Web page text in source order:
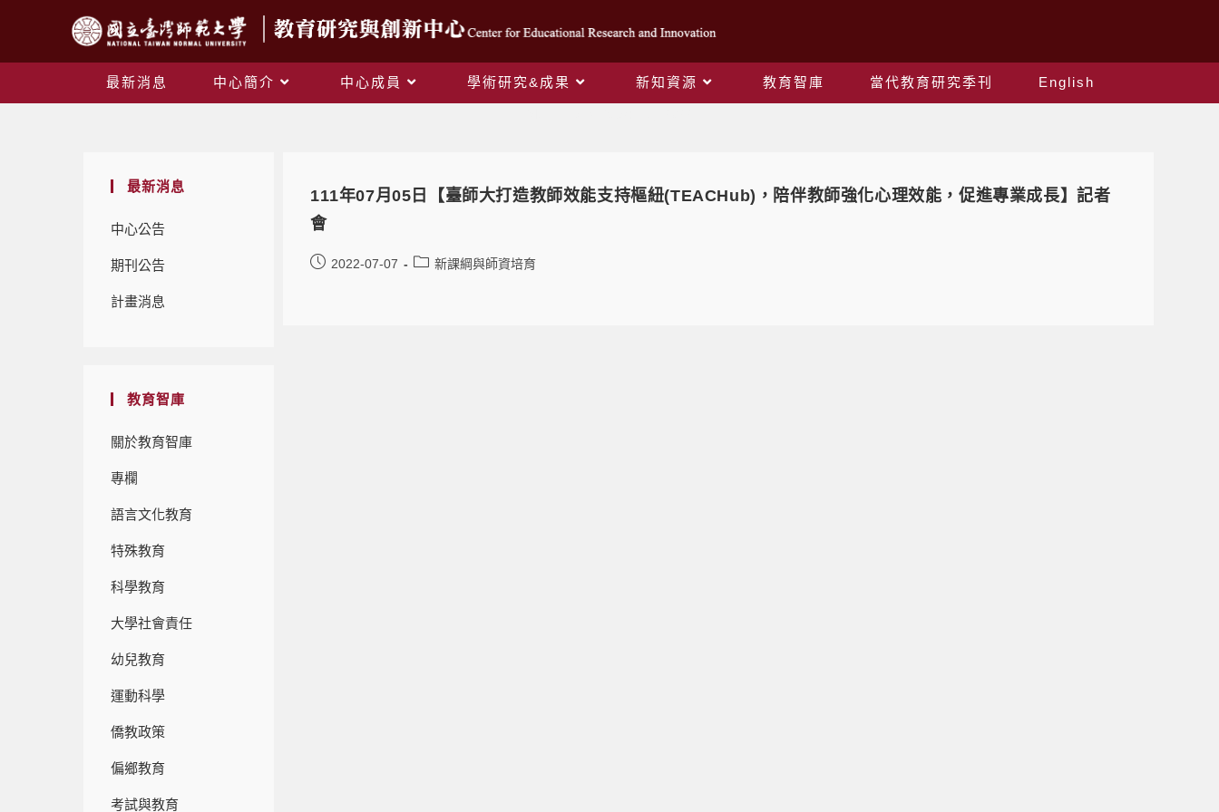
最新消息 中心簡介 中心成員 學術研究&成果 新知資源 教育智庫 當代教育研究季刊 English
最新消息
中心公告
期刊公告
計畫消息
教育智庫
關於教育智庫
專欄
語言文化教育
特殊教育
科學教育
大學社會責任
幼兒教育
運動科學
僑教政策
偏鄉教育
考試與教育
111年07月05日【臺師大打造教師效能支持樞紐(TEACHub)，陪伴教師強化心理效能，促進專業成長】記者
會
2022-07-07 新課綱與師資培育